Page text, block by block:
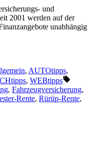
und
2001 werden auf der
unabhängig
, AUTOtipps,
, WEBtipps
, Fahrzeugversicherung,
Rente, Rürüp-Rente,